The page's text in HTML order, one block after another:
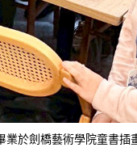
於劍橋藝術學院童書插